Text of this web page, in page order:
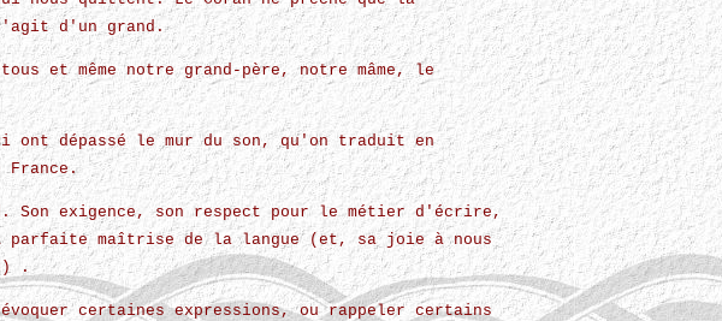
d'un grand.
et même notre grand-père, notre mâme, le
ont dépassé le mur du son, qu'on traduit en
France.
Son exigence, son respect pour le métier d'écrire,
parfaite maîtrise de la langue (et, sa joie à nous
.
certaines expressions, ou rappeler certains